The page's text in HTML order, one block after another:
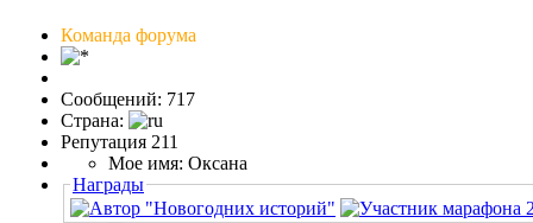
Команда форума
Сообщений: 717
Страна:
Репутация 211
Мое имя: Оксана
Награды